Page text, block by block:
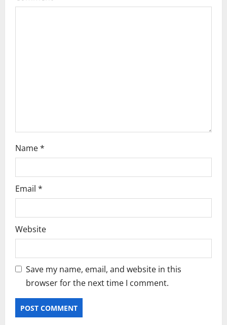
a
Name*
Email *
Website
Save my name, email, and website in this
browser for the next time I comment.